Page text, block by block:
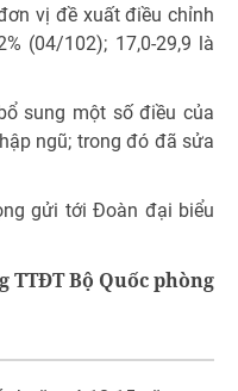
vị đề xuất điều chỉnh
(04/102); 17,0-29,9 là
sung một số điều của
ngũ; trong đó đã sửa
gửi tới Đoàn đại biểu
TTĐT Bộ Quốc phòng